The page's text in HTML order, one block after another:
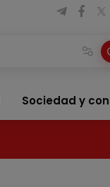
Sociedad y